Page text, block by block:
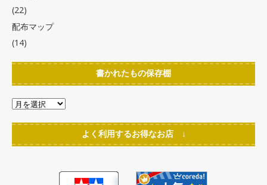
(22)
配布マップ
(14)
書かれたもの保存棚
よく利用するお得なお店 ↓